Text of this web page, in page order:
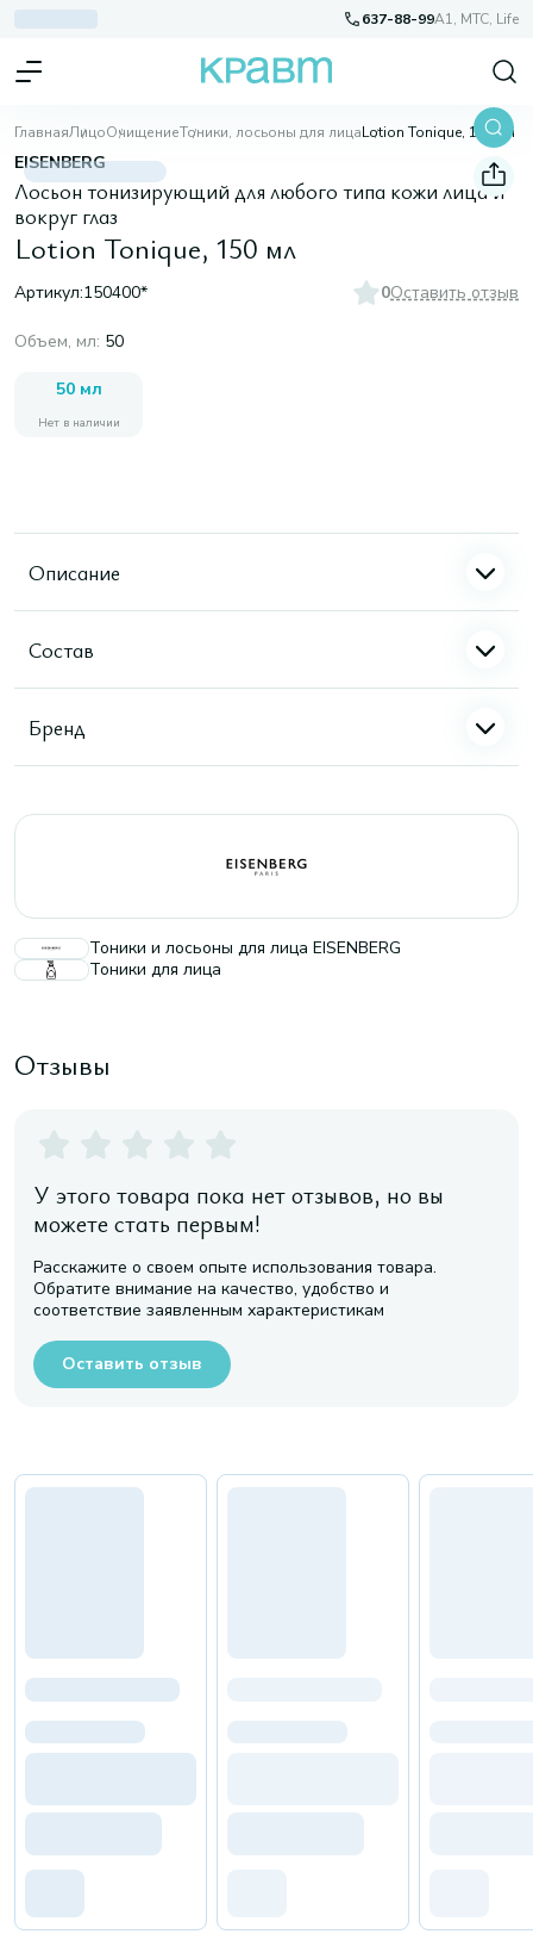
637-88-99A1, МТС, Life
ГлавнаяЛицоОчищениеТоники, лосьоны для лицаLotion Tonique, 150 мл
EISENBERG
Лосьон тонизирующий для любого типа кожи лица и
вокруг глаз
Lotion Tonique, 150 мл
Артикул:150400* 0Оставить отзыв
Объем, мл: 50
50 мл
Нет в наличии
Описание
Состав
Бренд
Тоники и лосьоны для лица EISENBERG
Тоники для лица
Отзывы
У этого товара пока нет отзывов, но вы
можете стать первым!
Расскажите о своем опыте использования товара.
Обратите внимание на качество, удобство и
соответствие заявленным характеристикам
Оставить отзыв